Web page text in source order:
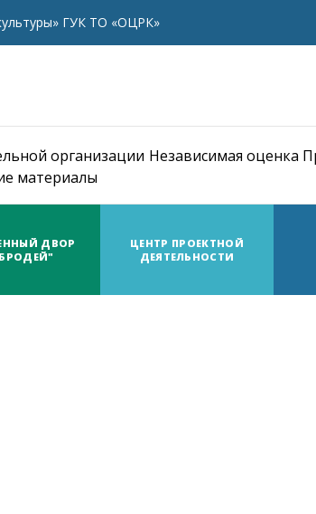
ГУК ТО «ОЦРК»
организации Независимая оценка
материалы
ДВОР
ЦЕНТР ПРОЕКТНОЙ
ДЕЯТЕЛЬНОСТИ